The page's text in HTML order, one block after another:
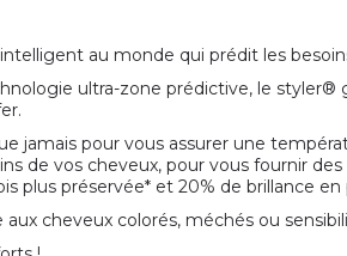
au monde qui prédit les
ultra-zone prédictive, le styler®
jamais pour vous assurer une
de vos cheveux, pour vous fournir
plus préservée* et 20% de brillance en
cheveux colorés, méchés ou